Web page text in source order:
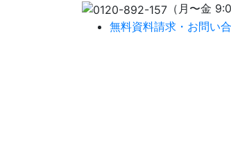
（月〜金
無料資料請求・お問い